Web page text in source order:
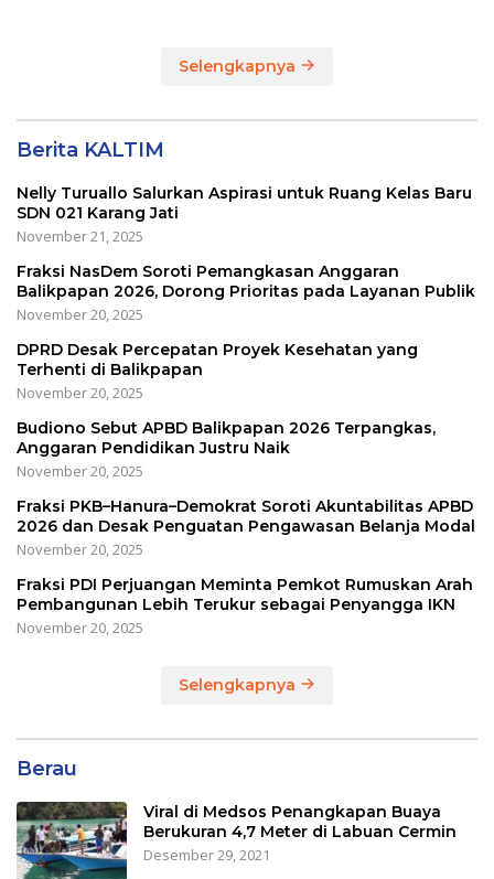
Selengkapnya
Berita KALTIM
Nelly Turuallo Salurkan Aspirasi untuk Ruang Kelas Baru
SDN 021 Karang Jati
November 21, 2025
Fraksi NasDem Soroti Pemangkasan Anggaran
Balikpapan 2026, Dorong Prioritas pada Layanan Publik
November 20, 2025
DPRD Desak Percepatan Proyek Kesehatan yang
Terhenti di Balikpapan
November 20, 2025
Budiono Sebut APBD Balikpapan 2026 Terpangkas,
Anggaran Pendidikan Justru Naik
November 20, 2025
Fraksi PKB–Hanura–Demokrat Soroti Akuntabilitas APBD
2026 dan Desak Penguatan Pengawasan Belanja Modal
November 20, 2025
Fraksi PDI Perjuangan Meminta Pemkot Rumuskan Arah
Pembangunan Lebih Terukur sebagai Penyangga IKN
November 20, 2025
Selengkapnya
Berau
Viral di Medsos Penangkapan Buaya
Berukuran 4,7 Meter di Labuan Cermin
Desember 29, 2021